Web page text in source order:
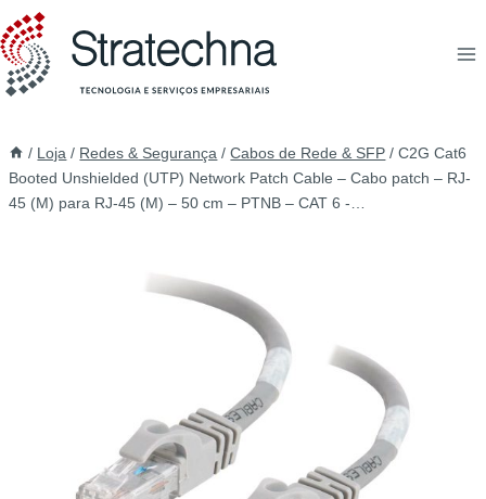
/ Loja / Redes & Segurança / Cabos de Rede & SFP / C2G Cat6
Booted Unshielded (UTP) Network Patch Cable – Cabo patch – RJ-
45 (M) para RJ-45 (M) – 50 cm – PTNB – CAT 6 -…